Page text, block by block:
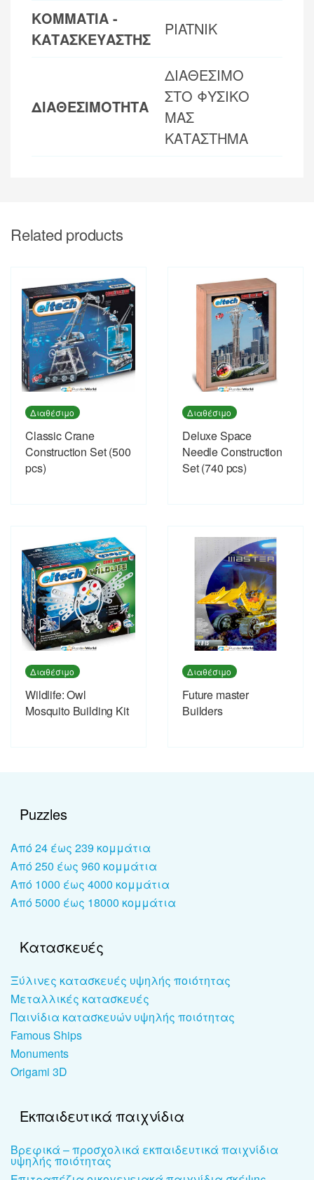
ΚΟΜΜΑΤΙΑ -
ΚΑΤΑΣΚΕΥΑΣΤΗΣ
PIATNIK
ΔΙΑΘΕΣΙΜΟΤΗΤΑ
ΔΙΑΘΕΣΙΜΟ
ΣΤΟ ΦΥΣΙΚΟ
ΜΑΣ
ΚΑΤΑΣΤΗΜΑ
Related products
Διαθέσιμο
Classic Crane
Construction Set (500
pcs)
Διαθέσιμο
Deluxe Space
Needle Construction
Set (740 pcs)
Διαθέσιμο
Wildlife: Owl
Mosquito Building Kit
Διαθέσιμο
Future master
Builders
Puzzles
Από 24 έως 239 κομμάτια
Από 250 έως 960 κομμάτια
Από 1000 έως 4000 κομμάτια
Από 5000 έως 18000 κομμάτια
Κατασκευές
Ξύλινες κατασκευές υψηλής ποιότητας
Μεταλλικές κατασκευές
Παινίδια κατασκευών υψηλής ποιότητας
Famous Ships
Monuments
Origami 3D
Εκπαιδευτικά παιχνίδια
Βρεφικά – προσχολικά εκπαιδευτικά παιχνίδια
υψηλής ποιότητας